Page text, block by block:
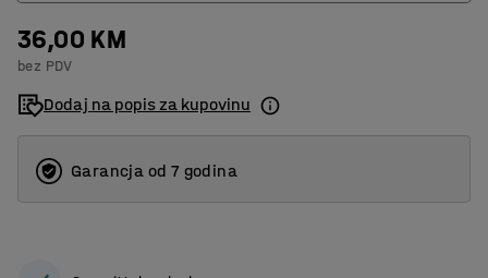
6000
8000
1000
2000
3000
5000
36,00 KM
bez PDV
Dodaj na popis za kupovinu
Garancja od 7 godina